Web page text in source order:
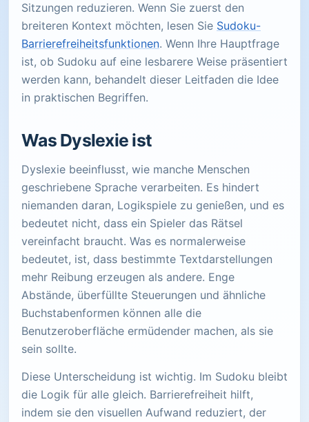
Sitzungen reduzieren. Wenn Sie zuerst den
breiteren Kontext möchten, lesen Sie Sudoku-
Barrierefreiheitsfunktionen. Wenn Ihre Hauptfrage
ist, ob Sudoku auf eine lesbarere Weise präsentiert
werden kann, behandelt dieser Leitfaden die Idee
in praktischen Begriffen.
Was Dyslexie ist
Dyslexie beeinflusst, wie manche Menschen
geschriebene Sprache verarbeiten. Es hindert
niemanden daran, Logikspiele zu genießen, und es
bedeutet nicht, dass ein Spieler das Rätsel
vereinfacht braucht. Was es normalerweise
bedeutet, ist, dass bestimmte Textdarstellungen
mehr Reibung erzeugen als andere. Enge
Abstände, überfüllte Steuerungen und ähnliche
Buchstabenformen können alle die
Benutzeroberfläche ermüdender machen, als sie
sein sollte.
Diese Unterscheidung ist wichtig. Im Sudoku bleibt
die Logik für alle gleich. Barrierefreiheit hilft,
indem sie den visuellen Aufwand reduziert, der